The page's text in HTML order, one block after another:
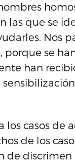
las que se
Nos
porque se
han
los casos de
de los
de